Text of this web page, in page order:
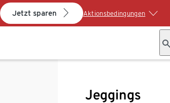
Jetzt sparen Aktionsbedingungen
Jeggings